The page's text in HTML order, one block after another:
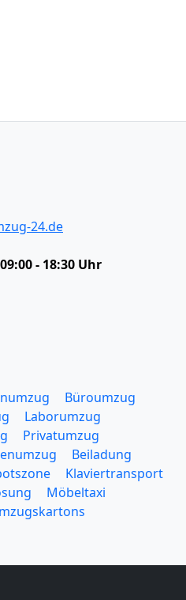
24.de
- 18:30 Uhr
Büroumzug
Laborumzug
Privatumzug
Beiladung
Klaviertransport
Möbeltaxi